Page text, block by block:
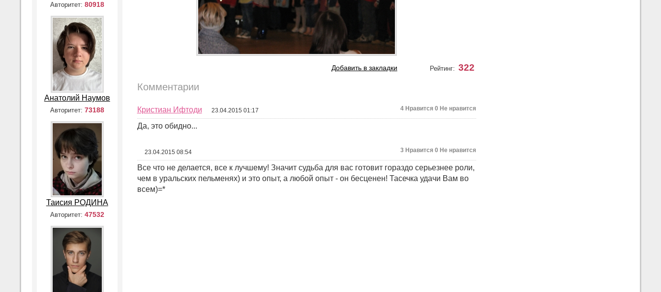
Рейтинг: 322
Добавить в закладки
Комментарии
4Нравится 0 Не нравится
Кристиан Ифтоди 23.04.2015 01:17
Да, это обидно...
3 Нравится 0 Не нравится
23.04.2015 08:54
Все что не делается, все к лучшему! Значит судьба для вас готовит гораздо серьезнее роли,
чем в уральских пельменях) и это опыт, а любой опыт - он бесценен! Тасечка удачи Вам во
всем)=*
Авторитет: 80918
Анатолий Наумов
Авторитет: 73188
Таисия РОДИНА
Авторитет: 47532